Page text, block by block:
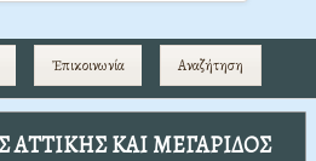
Ἐπικοινωνία Αναζήτηση
ΚΑΙ ΜΕΓΑΡΙΔΟΣ